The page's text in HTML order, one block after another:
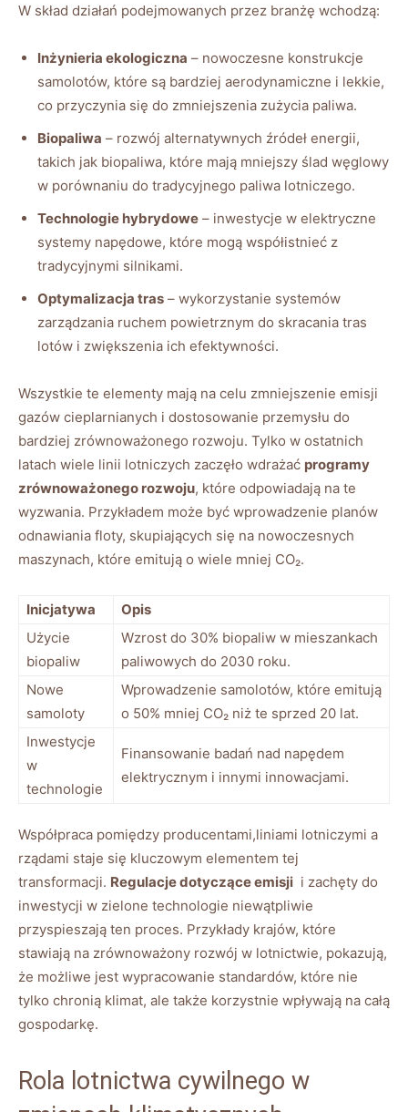
W skład ⁣działań podejmowanych⁣ przez branżę wchodzą:
Inżynieria ekologiczna – nowoczesne konstrukcje
samolotów, które są bardziej aerodynamiczne i lekkie, ​
co przyczynia ‍się do zmniejszenia zużycia paliwa.
Biopaliwa – ⁤rozwój alternatywnych źródeł energii,
takich jak biopaliwa, które mają​ mniejszy ślad węglowy
w porównaniu do⁤ tradycyjnego paliwa lotniczego.
Technologie hybrydowe – inwestycje ‌w elektryczne
systemy napędowe, które mogą‍ współistnieć z
tradycyjnymi silnikami.
Optymalizacja tras – wykorzystanie systemów
zarządzania ruchem powietrznym do⁣ skracania tras
‍lotów i zwiększenia ich efektywności.
Wszystkie te elementy mają na celu zmniejszenie emisji
gazów cieplarnianych ⁢i‍ dostosowanie przemysłu do
bardziej zrównoważonego rozwoju. ⁣Tylko w​ ostatnich
latach wiele linii lotniczych zaczęło wdrażać programy
‌zrównoważonego‍ rozwoju, które odpowiadają na te
⁣wyzwania. Przykładem może być‍ wprowadzenie planów
odnawiania floty, skupiających⁣ się na nowoczesnych
maszynach, które ​emitują o wiele mniej CO₂.
Inicjatywa
Opis
Użycie
biopaliw
Wzrost do⁤ 30% biopaliw w mieszankach
paliwowych do 2030 roku.
Nowe
samoloty
Wprowadzenie samolotów, które emitują
o 50%⁤ mniej ‌CO₂ niż te sprzed⁢ 20 lat.
Inwestycje
w
technologie
Finansowanie ‌badań nad napędem
elektrycznym ⁢i innymi innowacjami.
Współpraca pomiędzy producentami,liniami lotniczymi a
rządami staje ⁣się kluczowym elementem⁢ tej
transformacji.⁤ Regulacje dotyczące emisji ⁤ i zachęty do
inwestycji ⁢w zielone technologie niewątpliwie
przyspieszają ten‍ proces. Przykłady‍ krajów, które
stawiają na zrównoważony rozwój w lotnictwie, pokazują,
‌że możliwe jest wypracowanie standardów, które ⁣nie
tylko chronią klimat, ale także korzystnie wpływają na⁤ całą
gospodarkę.
Rola lotnictwa cywilnego w